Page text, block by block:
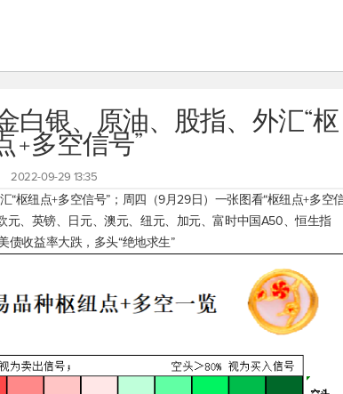
白银、原油、股指、外汇“枢
+多空信号”
2022-09-29 13:35
枢纽点+多空信号”；周四（9月29日）一张图看“枢纽点+多空
元、英镑、日元、澳元、纽元、加元、富时中国A50、恒生指
债收益率大跌，多头“绝地求生”